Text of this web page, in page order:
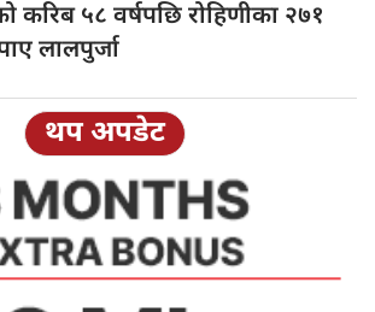
करिब ५८ वर्षपछि रोहिणीका २७१
लालपुर्जा
थप अपडेट